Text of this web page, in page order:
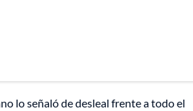
lo señaló de desleal frente a todo el